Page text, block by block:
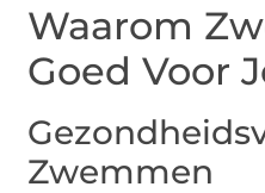
Waarom
Goed Voor
Zwemmen